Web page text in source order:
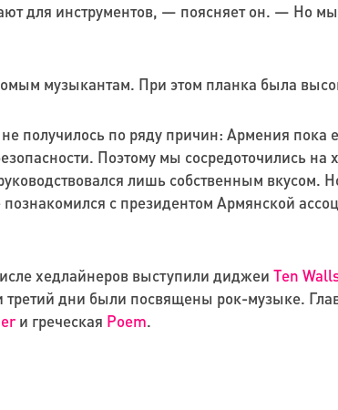
для инструментов, — поясняет он. — Но
музыкантам. При этом планка была
получилось по ряду причин: Армения пока
Поэтому мы сосредоточились
лишь собственным вкусом.
с президентом Армянской
хедлайнеров выступили диджеи Ten
дни были посвящены рок-музыке.
и греческая Poem.